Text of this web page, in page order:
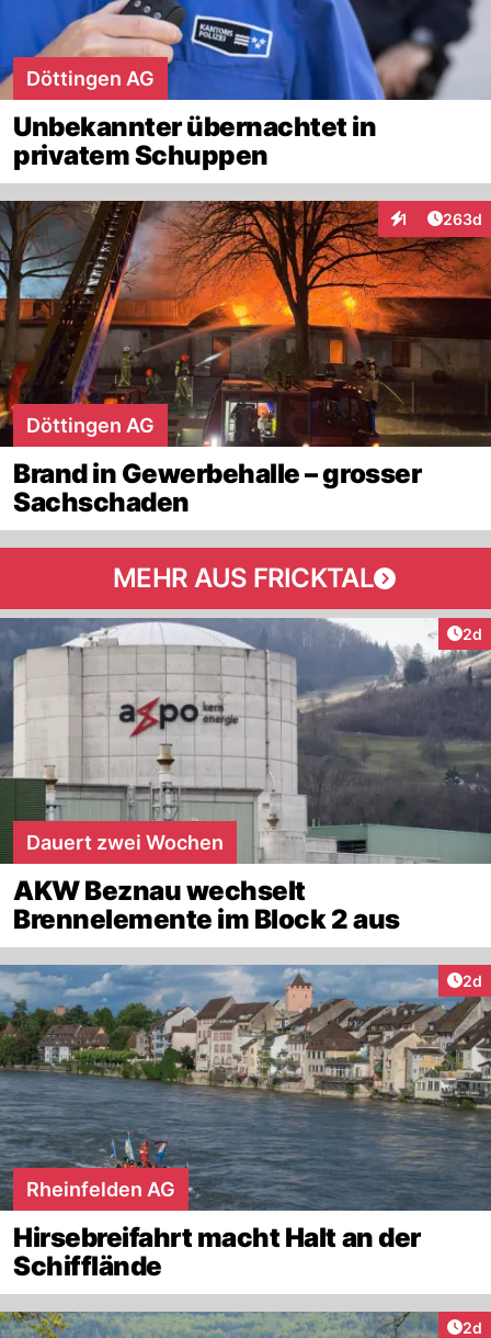
Döttingen AG
Unbekannter übernachtet in
privatem Schuppen
1
Interaktionen
263d
Döttingen AG
Brand in Gewerbehalle – grosser
Sachschaden
MEHR AUS FRICKTAL
2d
Dauert zwei Wochen
AKW Beznau wechselt
Brennelemente im Block 2 aus
2d
Rheinfelden AG
Hirsebreifahrt macht Halt an der
Schifflände
2d